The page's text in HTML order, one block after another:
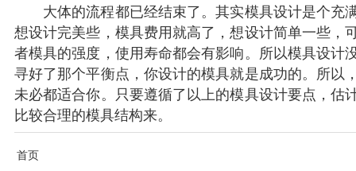
大体的流程都已经结束了。其实模具设计是个充
想设计完美些，模具费用就高了，想设计简单一些，
者模具的强度，使用寿命都会有影响。所以模具设计
寻好了那个平衡点，你设计的模具就是成功的。所以
未必都适合你。只要遵循了以上的模具设计要点，估
比较合理的模具结构来。
首页